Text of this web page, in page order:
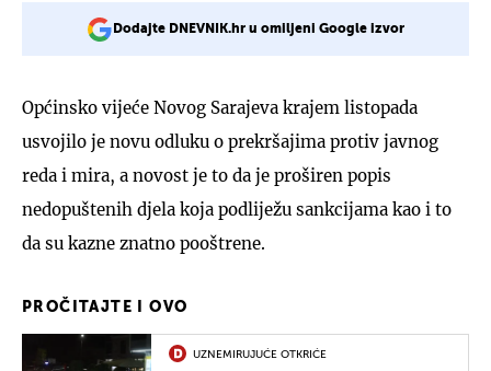
Dodajte DNEVNIK.hr u omiljeni Google izvor
Općinsko vijeće Novog Sarajeva krajem listopada
usvojilo je novu odluku o prekršajima protiv javnog
reda i mira, a novost je to da je proširen popis
nedopuštenih djela koja podliježu sankcijama kao i to
da su kazne znatno pooštrene.
PROČITAJTE I OVO
UZNEMIRUJUĆE OTKRIĆE